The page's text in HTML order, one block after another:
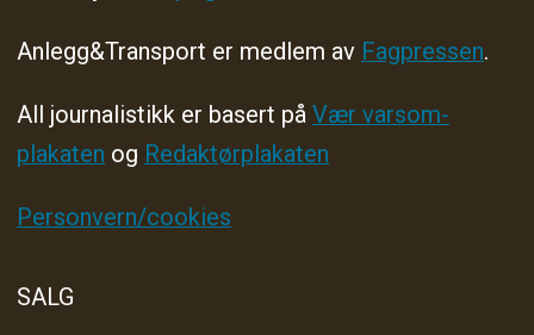
Anlegg&Transport er medlem av Fagpressen.
All journalistikk er basert på Vær varsom-
plakaten og Redaktørplakaten
Personvern/cookies
SALG